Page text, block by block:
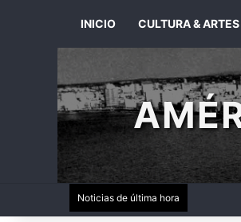
INICIO CULTURA & ARTES
Noticias de última hora